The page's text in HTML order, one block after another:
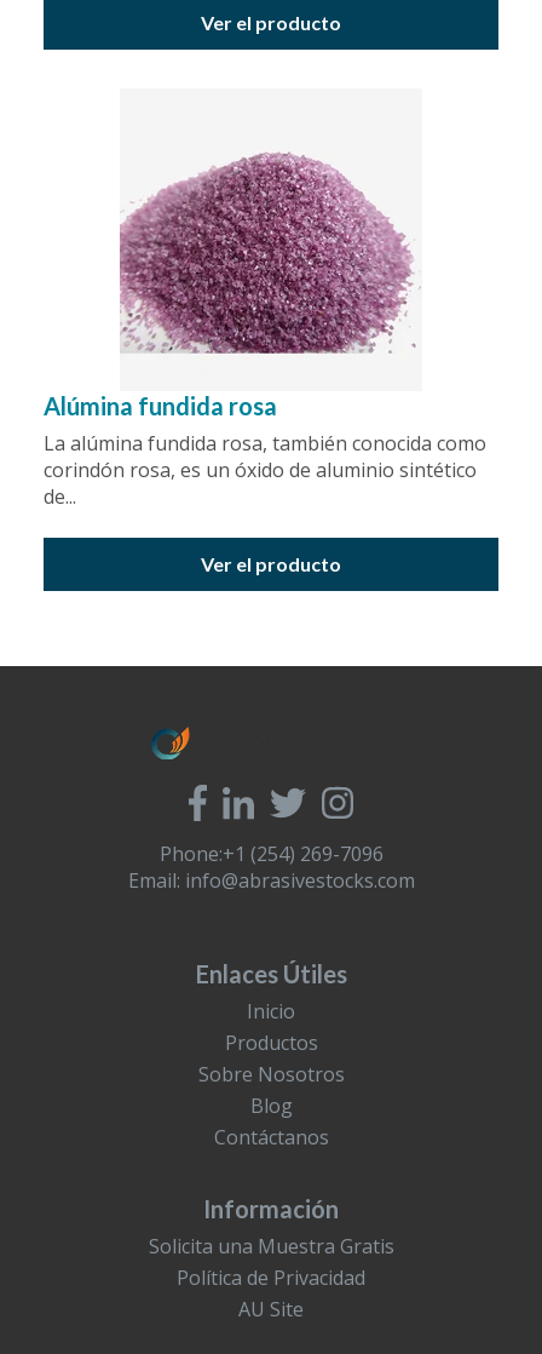
Ver el producto
Alúmina fundida rosa
La alúmina fundida rosa, también conocida como
corindón rosa, es un óxido de aluminio sintético
de...
Ver el producto
Phone:+1 (254) 269-7096
Email: info@abrasivestocks.com
Enlaces Útiles
Inicio
Productos
Sobre Nosotros
Blog
Contáctanos
Información
Solicita una Muestra Gratis
Política de Privacidad
AU Site